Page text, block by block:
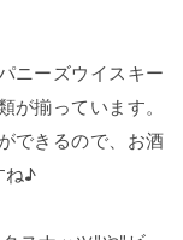
ニーズウイスキー
が揃っています。
できるので、お酒
ね♪